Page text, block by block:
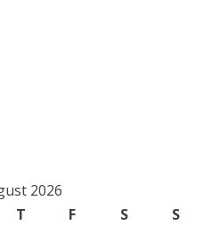
2026
T F S
S